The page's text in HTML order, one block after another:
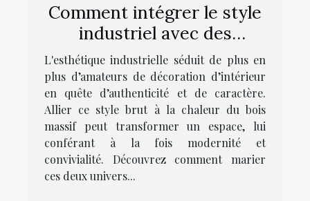
Comment intégrer le style
industriel avec des
meubles en bois massif ?
L'esthétique industrielle séduit de plus en
plus d’amateurs de décoration d’intérieur
en quête d’authenticité et de caractère.
Allier ce style brut à la chaleur du bois
massif peut transformer un espace, lui
conférant à la fois modernité et
convivialité. Découvrez comment marier
ces deux univers...